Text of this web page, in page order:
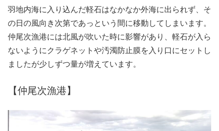
羽地内海に入り込んだ軽石はなかなか外海に出られず、そ
の日の風向き次第であっという間に移動してしまいます。
仲尾次漁港には北風が吹いた時に影響があり、軽石が入ら
ないようにクラゲネットや汚濁防止膜を入り口にセットし
ましたが少しずつ量が増えています。
【仲尾次漁港】